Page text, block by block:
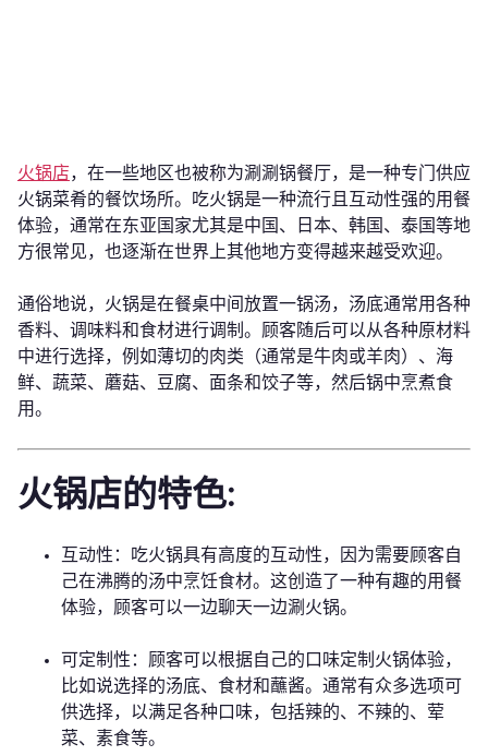
火锅店，在一些地区也被称为涮涮锅餐厅，是一种专门供应
火锅菜肴的餐饮场所。吃火锅是一种流行且互动性强的用餐
体验，通常在东亚国家尤其是中国、日本、韩国、泰国等地
方很常见，也逐渐在世界上其他地方变得越来越受欢迎。
通俗地说，火锅是在餐桌中间放置一锅汤，汤底通常用各种
香料、调味料和食材进行调制。顾客随后可以从各种原材料
中进行选择，例如薄切的肉类（通常是牛肉或羊肉）、海
鲜、蔬菜、蘑菇、豆腐、面条和饺子等，然后锅中烹煮食
用。
火锅店的特色:
互动性：吃火锅具有高度的互动性，因为需要顾客自
己在沸腾的汤中烹饪食材。这创造了一种有趣的用餐
体验，顾客可以一边聊天一边涮火锅。
可定制性：顾客可以根据自己的口味定制火锅体验，
比如说选择的汤底、食材和蘸酱。通常有众多选项可
供选择，以满足各种口味，包括辣的、不辣的、荤
菜、素食等。